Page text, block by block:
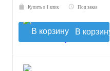
Купить в 1 клик Под заказ
В корзину